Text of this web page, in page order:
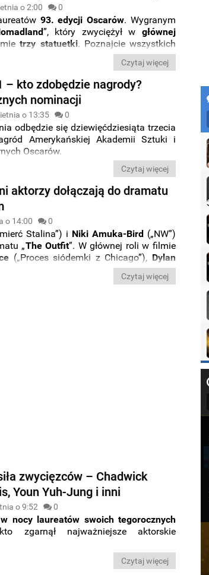
o 2:00 0
93. edycji Oscarów. Wygranym
”, który zwyciężył wgłównej
trzy statuetki. Poznajcie wszystkich
Czytaj więcej
– kto zdobędzie nagrody?
nominacji
o 13:35 0
odbędzie się dziewięćdziesiąta trzecia
Amerykańskiej Akademii Sztuki i
Oscarów.
Czytaj więcej
aktorzy dołączają do dramatu
o 14:00 0
Stalina”) i Niki Amuka-Bird („NW”)
„The Outfit”. W głównej roli w filmie
(„Proces siódemki z Chicago”), Dylan
(„Set it Up”) iJohnny
Czytaj więcej
zwycięzców – Chadwick
Youn Yuh-Jung i inni
o 9:52 0
w nocy laureatów swoich tegorocznych
zgarnął najważniejsze aktorskie
Czytaj więcej